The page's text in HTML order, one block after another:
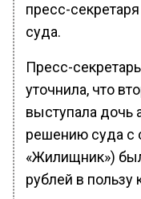
пресс-
суда.
Пресс-
уточнила, что
выступала дочь
решению суда с
«Жилищник»)
рублей в пользу